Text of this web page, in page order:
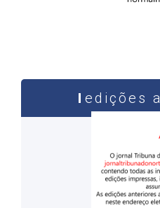
edições